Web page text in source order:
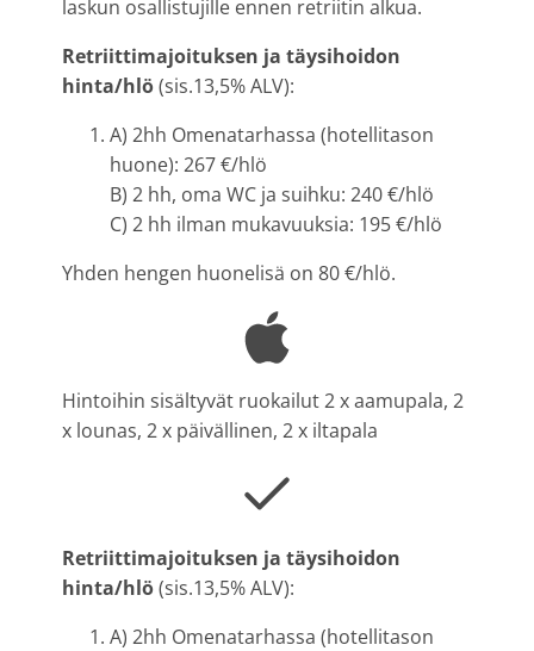
laskun osallistujille ennen retriitin alkua.
Retriittimajoituksen ja täysihoidon
hinta/hlö(sis.13,5% ALV):
A) 2hh Omenatarhassa (hotellitason
huone): 267 €/hlö
B) 2 hh, oma WC ja suihku: 240 €/hlö
C) 2 hh ilman mukavuuksia: 195 €/hlö
Yhden hengen huonelisä on 80 €/hlö.
Hintoihin sisältyvät ruokailut 2 x aamupala, 2
x lounas, 2 x päivällinen, 2 x iltapala
Retriittimajoituksen ja täysihoidon
hinta/hlö(sis.13,5% ALV):
A) 2hh Omenatarhassa (hotellitason